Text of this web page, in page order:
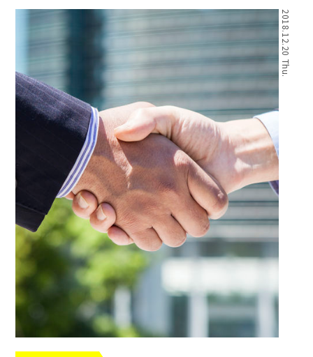
2018.12.20 Thu.